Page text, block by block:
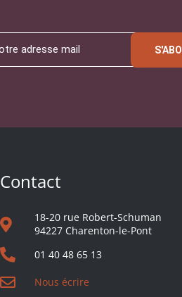
Contact
18-20 rue Robert-Schuman
94227 Charenton-le-Pont
01 40 48 65 13
Nous écrire